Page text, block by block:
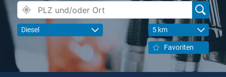
Diesel 5 km
Favoriten